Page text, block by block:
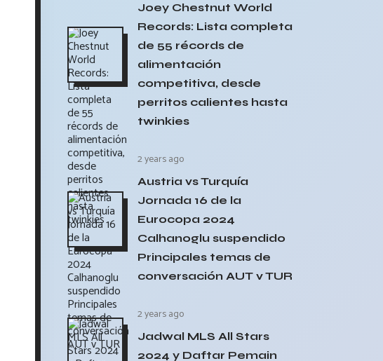
Joey Chestnut World
Records: Lista completa
de 55 récords de
alimentación
competitiva, desde
perritos calientes hasta
twinkies
2 years ago
Austria vs Turquía
Jornada 16 de la
Eurocopa 2024
Calhanoglu suspendido
Principales temas de
conversación AUT v TUR
2 years ago
Jadwal MLS All Stars
2024 y Daftar Pemain